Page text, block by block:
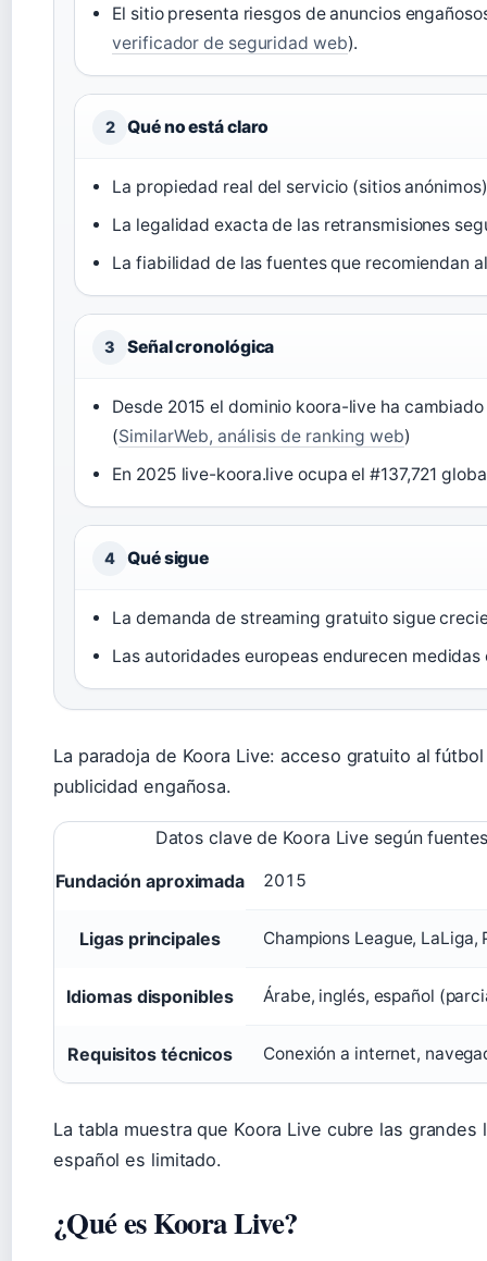
El sitio presenta riesgos de anuncios
verificador de seguridad web).
2 Qué no está claro
La propiedad real del servicio (sitios
La legalidad exacta de las retransmisiones
La fiabilidad de las fuentes que recomiendan
3 Señal cronológica
Desde 2015 el dominio koora-live ha
(SimilarWeb, análisis de ranking web)
En 2025 live-koora.live ocupa el #137,721
4 Qué sigue
La demanda de streaming gratuito sigue
Las autoridades europeas endurecen
La paradoja de Koora Live: acceso gratuito al
publicidad engañosa.
Datos clave de Koora Live según
Fundación aproximada
2015
Ligas principales Champions League, LaLiga,
Idiomas disponibles Árabe, inglés, español
Requisitos técnicos Conexión a internet,
La tabla muestra que Koora Live cubre las
español es limitado.
¿Qué es Koora Live?